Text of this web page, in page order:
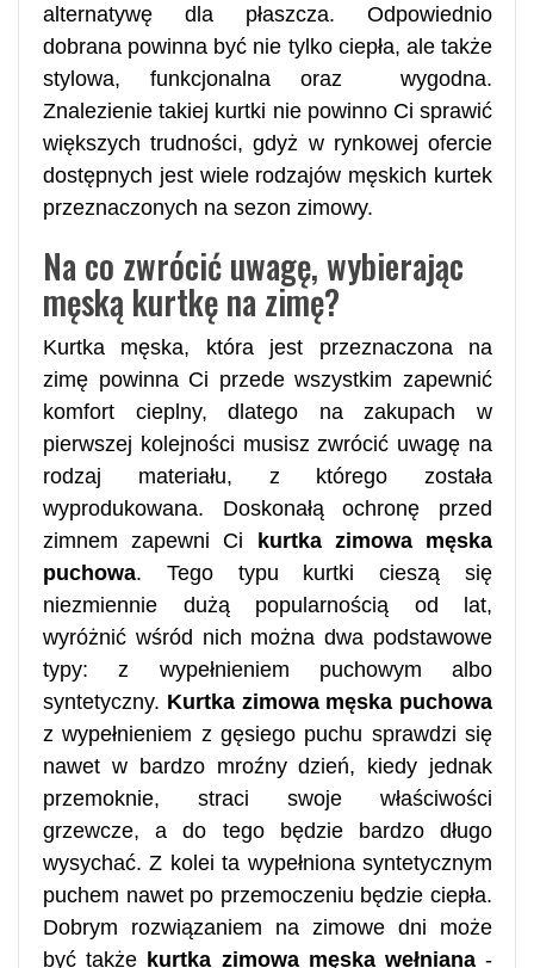
alternatywę dla płaszcza. Odpowiednio
dobrana powinna być nie tylko ciepła, ale także
stylowa, funkcjonalna oraz wygodna.
Znalezienie takiej kurtki nie powinno Ci sprawić
większych trudności, gdyż w rynkowej ofercie
dostępnych jest wiele rodzajów męskich kurtek
przeznaczonych na sezon zimowy.
Na co zwrócić uwagę, wybierając
męską kurtkę na zimę?
Kurtka męska, która jest przeznaczona na
zimę powinna Ci przede wszystkim zapewnić
komfort cieplny, dlatego na zakupach w
pierwszej kolejności musisz zwrócić uwagę na
rodzaj materiału, z którego została
wyprodukowana. Doskonałą ochronę przed
zimnem zapewni Ci kurtka zimowa męska
puchowa. Tego typu kurtki cieszą się
niezmiennie dużą popularnością od lat,
wyróżnić wśród nich można dwa podstawowe
typy: z wypełnieniem puchowym albo
syntetyczny. Kurtka zimowa męska puchowa
z wypełnieniem z gęsiego puchu sprawdzi się
nawet w bardzo mroźny dzień, kiedy jednak
przemoknie, straci swoje właściwości
grzewcze, a do tego będzie bardzo długo
wysychać. Z kolei ta wypełniona syntetycznym
puchem nawet po przemoczeniu będzie ciepła.
Dobrym rozwiązaniem na zimowe dni może
być także kurtka zimowa męska wełniana-